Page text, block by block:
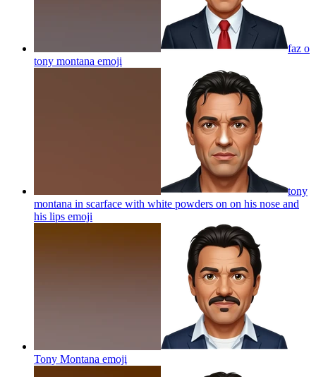
faz o
tony montana emoji
tony
montana in scarface with white powders on on his nose and
his lips emoji
Tony Montana emoji